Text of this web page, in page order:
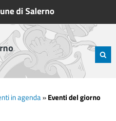
di Salerno
in agenda»Eventi del giorno